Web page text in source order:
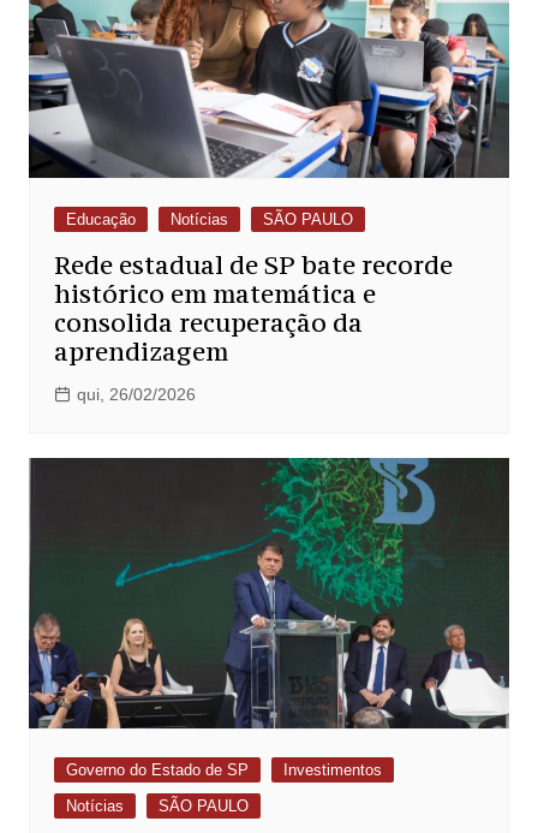
Educação Notícias SÃO PAULO
Rede estadual de SP bate recorde
histórico em matemática e
consolida recuperação da
aprendizagem
qui, 26/02/2026
Governo do Estado de SP
Investimentos
Notícias
SÃO PAULO